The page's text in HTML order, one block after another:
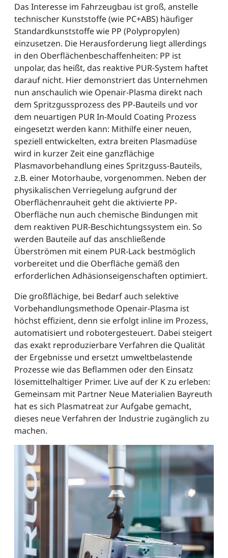
Das Interesse im Fahrzeugbau ist groß, anstelle
technischer Kunststoffe (wie PC+ABS) häufiger
Standardkunststoffe wie PP (Polypropylen)
einzusetzen. Die Herausforderung liegt allerdings
in den Oberflächenbeschaffenheiten: PP ist
unpolar, das heißt, das reaktive PUR-System haftet
darauf nicht. Hier demonstriert das Unternehmen
nun anschaulich wie Openair-Plasma direkt nach
dem Spritzgussprozess des PP-Bauteils und vor
dem neuartigen PUR In-Mould Coating Prozess
eingesetzt werden kann: Mithilfe einer neuen,
speziell entwickelten, extra breiten Plasmadüse
wird in kurzer Zeit eine ganzflächige
Plasmavorbehandlung eines Spritzguss-Bauteils,
z.B. einer Motorhaube, vorgenommen. Neben der
physikalischen Verriegelung aufgrund der
Oberflächenrauheit geht die aktivierte PP-
Oberfläche nun auch chemische Bindungen mit
dem reaktiven PUR-Beschichtungssystem ein. So
werden Bauteile auf das anschließende
Überströmen mit einem PUR-Lack bestmöglich
vorbereitet und die Oberfläche gemäß den
erforderlichen Adhäsionseigenschaften optimiert.
Die großflächige, bei Bedarf auch selektive
Vorbehandlungsmethode Openair-Plasma ist
höchst effizient, denn sie erfolgt inline im Prozess,
automatisiert und robotergesteuert. Dabei steigert
das exakt reproduzierbare Verfahren die Qualität
der Ergebnisse und ersetzt umweltbelastende
Prozesse wie das Beflammen oder den Einsatz
lösemittelhaltiger Primer. Live auf der K zu erleben:
Gemeinsam mit Partner Neue Materialien Bayreuth
hat es sich Plasmatreat zur Aufgabe gemacht,
dieses neue Verfahren der Industrie zugänglich zu
machen.